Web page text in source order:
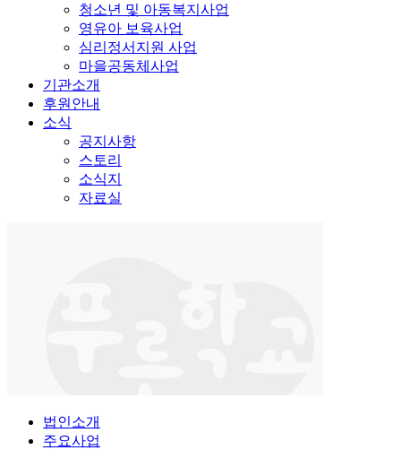
청소년 및 아동복지사업
영유아 보육사업
심리정서지원 사업
마을공동체사업
기관소개
후원안내
소식
공지사항
스토리
소식지
자료실
법인소개
주요사업